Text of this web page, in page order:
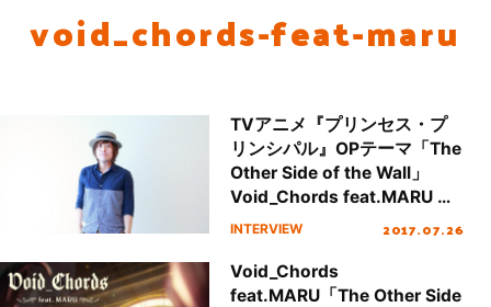
void_chords-feat-maru
TVアニメ『プリンセス・プ
リンシパル』OPテーマ「The
Other Side of the Wall」
Void_Chords feat.MARU 高
橋 諒 インタビュー
INTERVIEW 2017.07.26
Void_Chords
feat.MARU「The Other Side